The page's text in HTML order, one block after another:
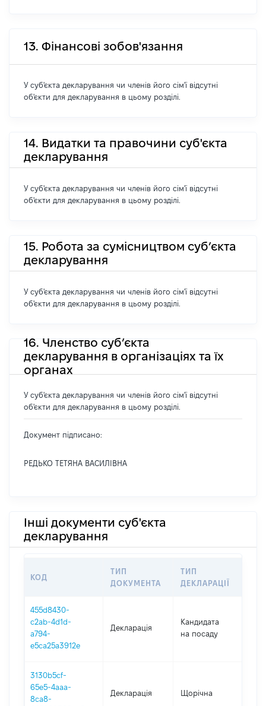
13. Фінансові зобов'язання
У суб'єкта декларування чи членів його сім'ї відсутні
об'єкти для декларування в цьому розділі.
14. Видатки та правочини суб'єкта
декларування
У суб'єкта декларування чи членів його сім'ї відсутні
об'єкти для декларування в цьому розділі.
15. Робота за сумісництвом суб’єкта
декларування
У суб'єкта декларування чи членів його сім'ї відсутні
об'єкти для декларування в цьому розділі.
16. Членство суб’єкта
декларування в організаціях та їх
органах
У суб'єкта декларування чи членів його сім'ї відсутні
об'єкти для декларування в цьому розділі.
Документ підписано:
РЕДЬКО ТЕТЯНА ВАСИЛІВНА
Інші документи суб'єкта
декларування
КОД
ТИП
ДОКУМЕНТА
ТИП
ДЕКЛАРАЦІЇ
455d8430-
c2ab-4d1d-
a794-
e5ca25a3912e
Декларація
Кандидата
на посаду
3130b5cf-
65e5-4aaa-
8ca8-
Декларація Щорічна